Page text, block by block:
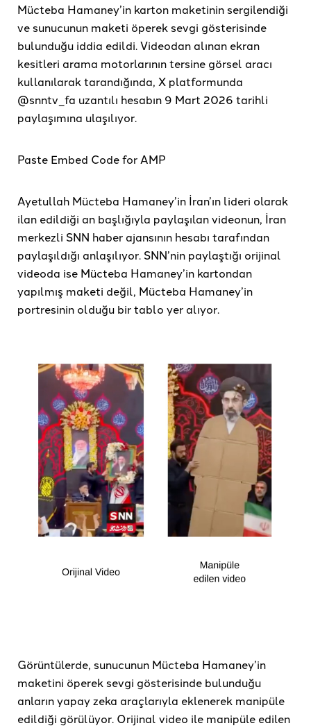
Mücteba Hamaney’in karton maketinin sergilendiği
ve sunucunun maketi öperek sevgi gösterisinde
bulunduğu iddia edildi. Videodan alınan ekran
kesitleri arama motorlarının tersine görsel aracı
kullanılarak tarandığında, X platformunda
@snntv_fa uzantılı hesabın 9 Mart 2026 tarihli
paylaşımına ulaşılıyor.
Paste Embed Code for AMP
Ayetullah Mücteba Hamaney’in İran’ın lideri olarak
ilan edildiği an başlığıyla paylaşılan videonun, İran
merkezli SNN haber ajansının hesabı tarafından
paylaşıldığı anlaşılıyor. SNN’nin paylaştığı orijinal
videoda ise Mücteba Hamaney’in kartondan
yapılmış maketi değil, Mücteba Hamaney’in
portresinin olduğu bir tablo yer alıyor.
Görüntülerde, sunucunun Mücteba Hamaney’in
maketini öperek sevgi gösterisinde bulunduğu
anların yapay zeka araçlarıyla eklenerek manipüle
edildiği görülüyor. Orijinal video ile manipüle edilen